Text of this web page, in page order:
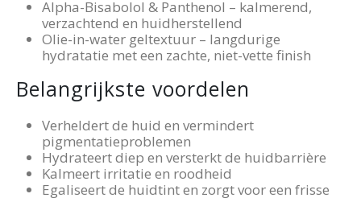
Alpha-Bisabolol & Panthenol – kalmerend,
verzachtend en huidherstellend
Olie-in-water geltextuur – langdurige
hydratatie met een zachte, niet-vette finish
Belangrijkste voordelen
Verheldert de huid en vermindert
pigmentatieproblemen
Hydrateert diep en versterkt de huidbarrière
Kalmeert irritatie en roodheid
Egaliseert de huidtint en zorgt voor een frisse